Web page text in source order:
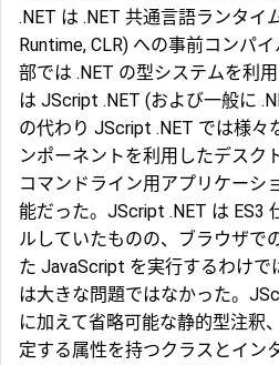
.NET は .NET 共通言語ランタイ
Runtime, CLR) への事前コンパ
部では .NET の型システムを利
は JScript .NET (および一般に
の代わり JScript .NET では様々
ンポーネントを利用したデスク
コマンドライン用アプリケーシ
能だった。JScript .NET は ES3
ルしていたものの、ブラウザで
た JavaScript を実行するわけで
は大きな問題ではなかった。
に加えて省略可能な静的型注釈
定する属性を持つクラスとイン